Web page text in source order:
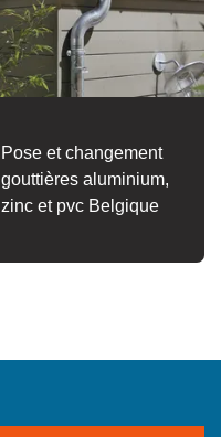
Pose et changement
gouttières aluminium,
zinc et pvc Belgique